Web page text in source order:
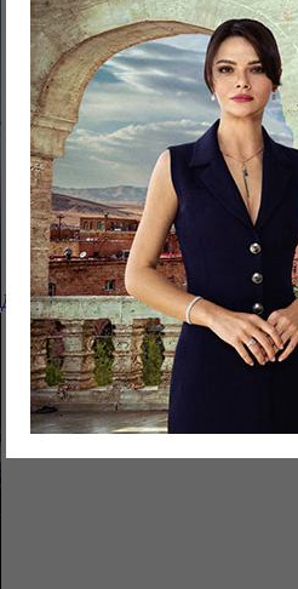
Доктор Тажина